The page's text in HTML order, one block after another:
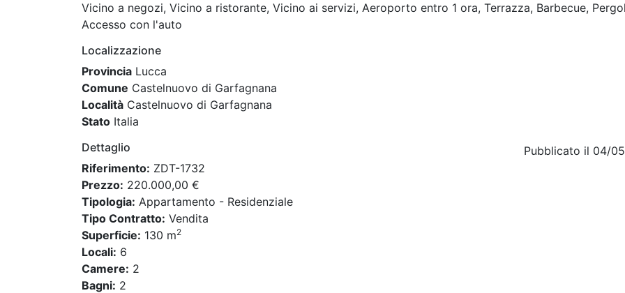
Vicino a negozi, Vicino a ristorante, Vicino ai servizi, Aeroporto entro 1 ora, Terrazza, Barbecue,
Accesso con l'auto
Localizzazione
Provincia Lucca
Comune Castelnuovo di Garfagnana
Località Castelnuovo di Garfagnana
Stato Italia
Dettaglio
Pubblicato il 04/
Riferimento: ZDT-1732
Prezzo: 220.000,00 €
Tipologia: Appartamento - Residenziale
Tipo Contratto: Vendita
Superficie: 130 m2
Locali: 6
Camere: 2
Bagni: 2